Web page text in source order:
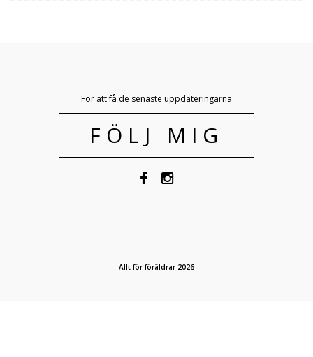
För att få de senaste uppdateringarna
FÖLJ MIG
Allt för föräldrar 2026